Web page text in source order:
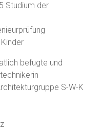
Studium der
befugte und
S-W-K